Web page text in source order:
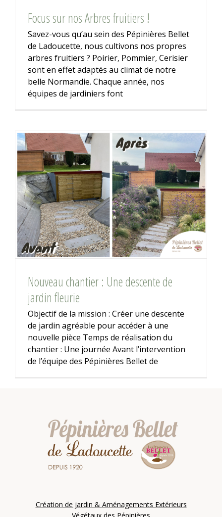
Focus sur nos Arbres fruitiers !
Savez-vous qu’au sein des Pépinières Bellet
de Ladoucette, nous cultivons nos propres
arbres fruitiers ? Poirier, Pommier, Cerisier
sont en effet adaptés au climat de notre
belle Normandie. Chaque année, nos
équipes de jardiniers font
Nouveau chantier : Une descente de
jardin fleurie
Objectif de la mission : Créer une descente
de jardin agréable pour accéder à une
nouvelle pièce Temps de réalisation du
chantier : Une journée Avant l’intervention
de l’équipe des Pépinières Bellet de
Création de jardin & Aménagements Extérieurs